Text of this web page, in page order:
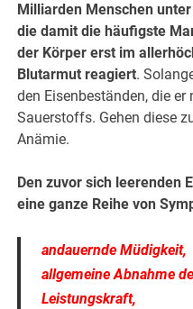
Milliarden Menschen
die damit die häufigste
der Körper erst im
Blutarmut reagiert.
den Eisenbeständen, die
Sauerstoffs. Gehen diese
Anämie.
Den zuvor sich leerenden
eine ganze Reihe von
andauernde Müdigkeit,
allgemeine Abnahme
Leistungskraft,